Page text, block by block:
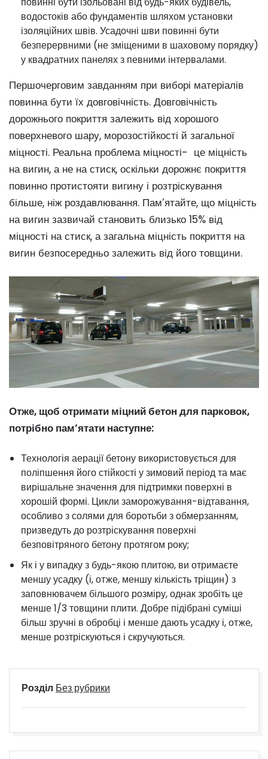
водостоків або фундаментів шляхом установки
ізоляційних швів. Усадочні шви повинні бути
безперервними (не зміщеними в шаховому порядку)
у квадратних панелях з певними інтервалами.
Першочерговим завданням при виборі матеріалів
повинна бути їх довговічність. Довговічність
дорожнього покриття залежить від хорошого
поверхневого шару, морозостійкості й загальної
міцності. Реальна проблема міцності- це міцність
на вигин, а не на стиск, оскільки дорожнє покриття
повинно протистояти вигину і розтріскування
більше, ніж роздавлювання. Пам’ятайте, що міцність
на вигин зазвичай становить близько 15% від
міцності на стиск, а загальна міцність покриття на
вигин безпосередньо залежить від його товщини.
Отже, щоб отримати міцний бетон для парковок,
потрібно пам’ятати наступне:
Технологія аерації бетону використовується для
поліпшення його стійкості у зимовий період та має
вирішальне значення для підтримки поверхні в
хорошій формі. Цикли заморожування-відтавання,
особливо з солями для боротьби з обмерзанням,
призведуть до розтріскування поверхні
безповітряного бетону протягом року;
Як і у випадку з будь-якою плитою, ви отримаєте
меншу усадку (і, отже, меншу кількість тріщин) з
заповнювачем більшого розміру, однак зробіть це
менше 1/3 товщини плити. Добре підібрані суміші
більш зручні в обробці і менше дають усадку і, отже,
менше розтріскуються і скручуються.
Розділ Без рубрики